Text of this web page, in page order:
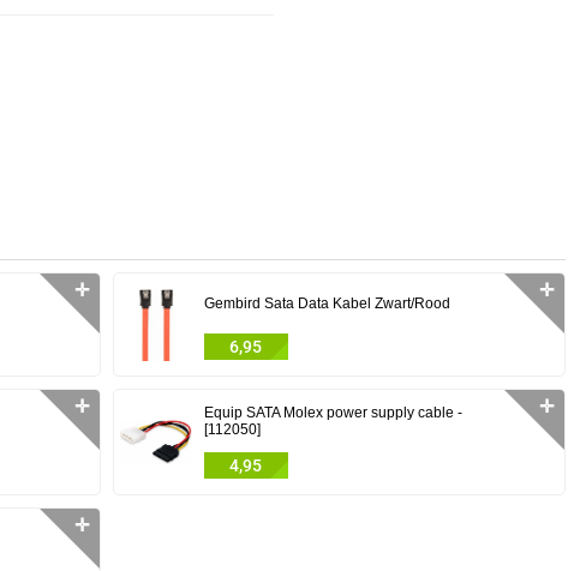
✛
Gembird Sata Data Kabel Zwart/Rood
6,95
✛
✛
Equip SATA Molex power supply cable -
[112050]
4,95
✛
✛